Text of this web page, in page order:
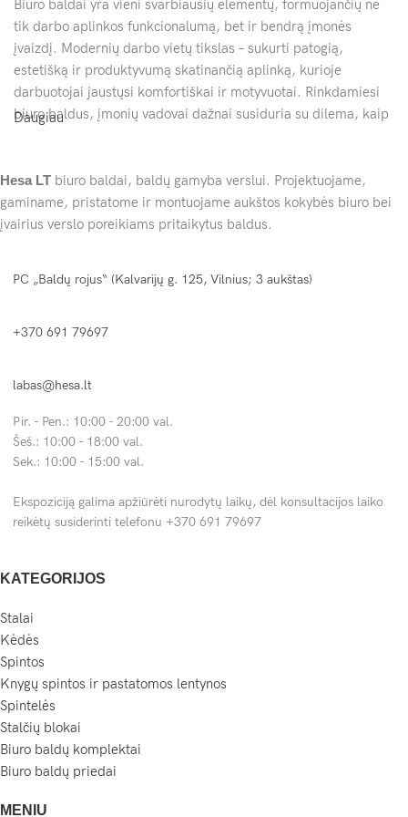
Biuro baldai yra vieni svarbiausių elementų, formuojančių ne
tik darbo aplinkos funkcionalumą, bet ir bendrą įmonės
įvaizdį. Modernių darbo vietų tikslas – sukurti patogią,
estetišką ir produktyvumą skatinančią aplinką, kurioje
darbuotojai jaustųsi komfortiškai ir motyvuotai. Rinkdamiesi
biuro baldus, įmonių vadovai dažnai susiduria su dilema, kaip
Ergonomiški baldai leidžia darbuotojams dirbti sveikai ir
patogiai, o kokybiški sprendimai mažina darbo erdvėje
partneriams. Ar tai būtų kompaktiški stalai nedidelėms
baldai turi ne tik atitikti praktinius poreikius, bet ir būti tvarūs
Šiame straipsnyje aptarsime, kodėl verta investuoti į
kokybiškusHesa
biuro baldus, koks jų vaidmuo formuojant
įmonės įvaizdį, bei kaip tinkamai suplanuoti ir įrengti
funkcionalią darbo aplinką, pritaikytą šiuolaikinio verslo
Kodėl verta rinktis kokybiškus Hesa
kainą, pamiršdami, kad kokybiški baldai yra ilgalaikė
investicija ir svarbus veiksnys darbuotojų gerovei bei įmonės
įvaizdžiui. Aptarsime, kodėl verta investuoti į aukštos kokybės
biuro baldus ir kaip jie gali padėti pasiekti geresnių rezultatų.
Ergonomika ir darbo kokybė
Ergonomiškų baldų nauda darbuotojams
Daugiau
Hesa LT biuro baldai, baldų gamyba verslui. Projektuojame,
gaminame, pristatome ir montuojame aukštos kokybės biuro bei
įvairius verslo poreikiams pritaikytus baldus.
PC „Baldų rojus“ (Kalvarijų g. 125, Vilnius; 3 aukštas)
+370 691 79697
labas@hesa.lt
Pir. - Pen.: 10:00 - 20:00 val.
Šeš.: 10:00 - 18:00 val.
Sek.: 10:00 - 15:00 val.
Ekspoziciją galima apžiūrėti nurodytų laikų, dėl konsultacijos laiko
reikėtų susiderinti telefonu +370 691 79697
KATEGORIJOS
Stalai
Kėdės
Spintos
Knygų spintos ir pastatomos lentynos
Spintelės
Stalčių blokai
Biuro baldų komplektai
Biuro baldų priedai
MENIU